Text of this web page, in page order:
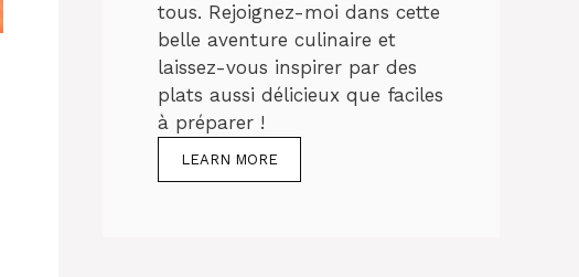
tous. Rejoignez-moi dans cette
belle aventure culinaire et
laissez-vous inspirer par des
plats aussi délicieux que faciles
à préparer !
LEARN MORE